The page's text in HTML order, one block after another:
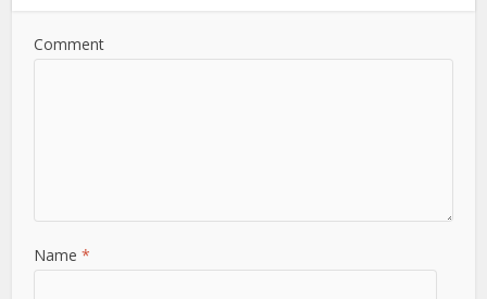
Comment
Name*